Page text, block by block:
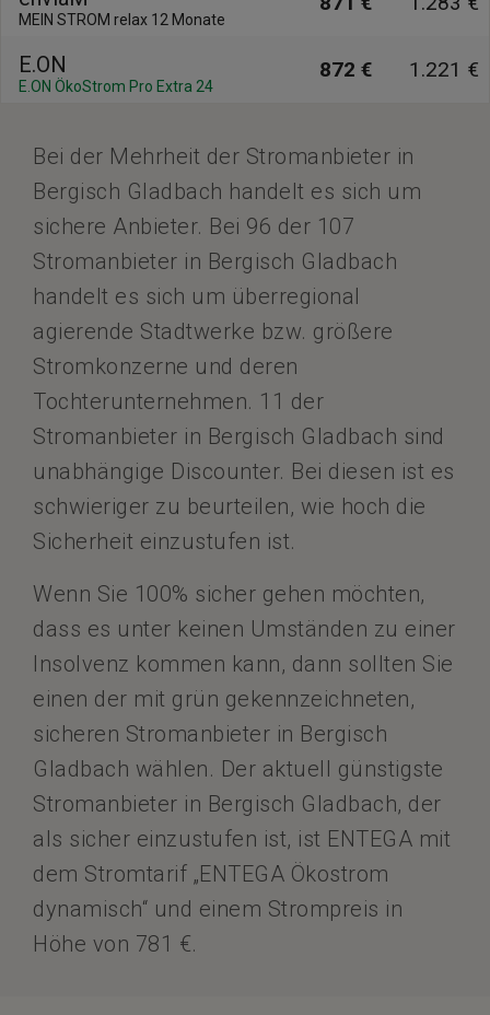
MEIN STROM relax 12 Monate
E.ON
E.ON ÖkoStrom Pro Extra 24
872 € 1.221 €
Bei der Mehrheit der Stromanbieter in
Bergisch Gladbach handelt es sich um
sichere Anbieter. Bei 96 der 107
Stromanbieter in Bergisch Gladbach
handelt es sich um überregional
agierende Stadtwerke bzw. größere
Stromkonzerne und deren
Tochterunternehmen. 11 der
Stromanbieter in Bergisch Gladbach sind
unabhängige Discounter. Bei diesen ist es
schwieriger zu beurteilen, wie hoch die
Sicherheit einzustufen ist.
Wenn Sie 100% sicher gehen möchten,
dass es unter keinen Umständen zu einer
Insolvenz kommen kann, dann sollten Sie
einen der mit grün gekennzeichneten,
sicheren Stromanbieter in Bergisch
Gladbach wählen. Der aktuell günstigste
Stromanbieter in Bergisch Gladbach, der
als sicher einzustufen ist, ist ENTEGA mit
dem Stromtarif „ENTEGA Ökostrom
dynamisch“ und einem Strompreis in
Höhe von 781 €.